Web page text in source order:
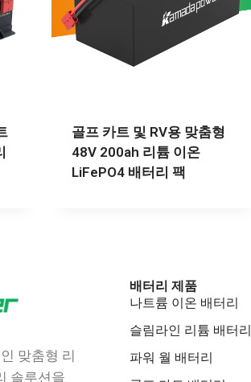
골프 카트 및 RV용 맞춤형
48V 200ah 리튬 이온
LiFePO4 배터리 팩
맞춤형 리
솔루션을
배터리 제품
나트륨 이온 배터리
슬림라인 리튬 배터리
파워 월 배터리